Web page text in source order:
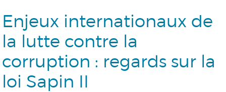
Enjeux internationaux de
la lutte contre la
corruption : regards sur la
loi Sapin II